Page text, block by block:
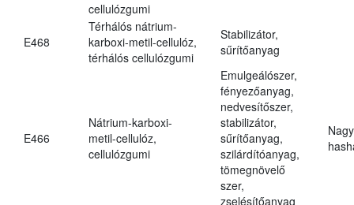
cellulózgumi
E468
Térhálós nátrium-
karboxi-metil-cellulóz,
térhálós cellulózgumi
Stabilizátor,
sűrítőanyag
E466
Nátrium-karboxi-
metil-cellulóz,
cellulózgumi
Emulgeálószer,
fényezőanyag,
nedvesítőszer,
stabilizátor,
sűrítőanyag,
szilárdítóanyag,
tömegnövelő
szer,
zselésítőanyag